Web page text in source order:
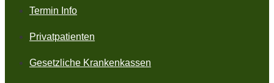
Termin Info
Privatpatienten
Gesetzliche Krankenkassen